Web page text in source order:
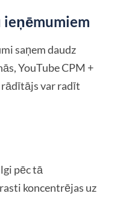
ieņēmumiem
saņem daudz
YouTube CPM +
var radīt
pēc tā
koncentrējas uz